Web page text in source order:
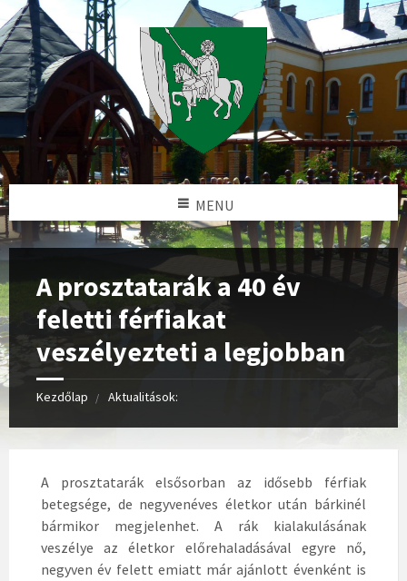
MENU
A prosztatarák a 40 év
feletti férfiakat
veszélyezteti a legjobban
Kezdőlap Aktualitások:
A prosztatarák elsősorban az idősebb férfiak
betegsége, de negyvenéves életkor után bárkinél
bármikor megjelenhet. A rák kialakulásának
veszélye az életkor előrehaladásával egyre nő,
negyven év felett emiatt már ajánlott évenként is